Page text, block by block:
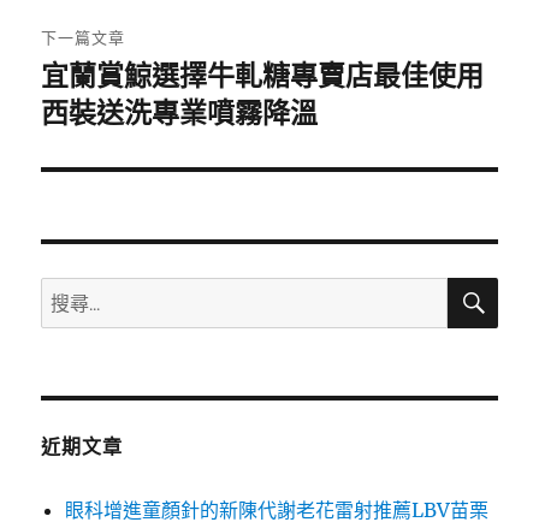
章:
下一篇文章
下
一
文
宜蘭賞鯨選擇牛軋糖專賣店最佳使用
西裝送洗專業噴霧降溫
搜
尋
鍵
搜
近期文章
眼科增進童顏針的新陳代謝老花雷射推薦LBV苗栗